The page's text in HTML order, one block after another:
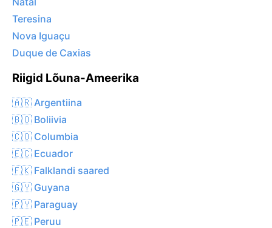
Teresina
Nova Iguaçu
Duque de Caxias
Riigid Lõuna-Ameerika
🇦🇷 Argentiina
🇧🇴 Boliivia
🇨🇴 Columbia
🇪🇨 Ecuador
🇫🇰 Falklandi saared
🇬🇾 Guyana
🇵🇾 Paraguay
🇵🇪 Peruu